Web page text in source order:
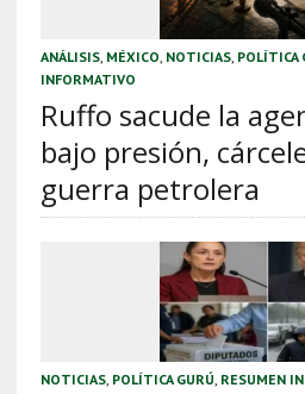
ANÁLISIS, MÉXICO, NOTICIAS, POLÍTICA
INFORMATIVO
Ruffo sacude la
bajo presión,
guerra petrolera
NOTICIAS, POLÍTICA GURÚ, RESUMEN